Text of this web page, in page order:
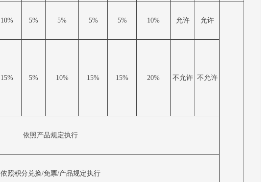
10% 5% 5% 5% 5% 10% 允许 允许
15% 5% 10% 15% 15% 20% 不允许 不允许
依照产品规定执行
依照积分兑换/免票/产品规定执行